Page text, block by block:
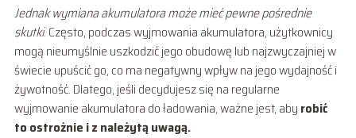
Jednak wymiana akumulatora może mieć pewne pośrednie
skutki. Często, podczas wyjmowania akumulatora, użytkownicy
mogą nieumyślnie uszkodzić jego obudowę lub najzwyczajniej w
świecie upuścić go, co ma negatywny wpływ na jego wydajność i
żywotność. Dlatego, jeśli decydujesz się na regularne
wyjmowanie akumulatora do ładowania, ważne jest, aby robić
to ostrożnie i z należytą uwagą.